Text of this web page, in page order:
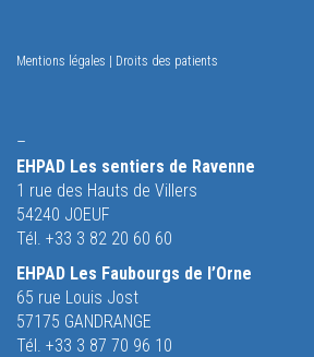
Mentions légales | Droits des patients
–
EHPAD Les sentiers de Ravenne
1 rue des Hauts de Villers
54240 JOEUF
Tél. +33 3 82 20 60 60
EHPAD Les Faubourgs de l’Orne
65 rue Louis Jost
57175 GANDRANGE
Tél. +33 3 87 70 96 10